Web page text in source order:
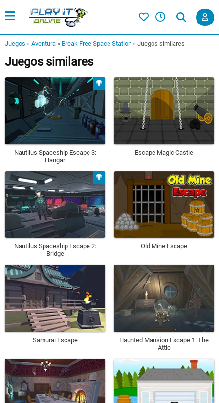
Juegos » Aventura » Break Free Space Station » Juegos similares
Juegos similares
Nautilus Spaceship Escape 3:
Hangar
Escape Magic Castle
Nautilus Spaceship Escape 2:
Bridge
Old Mine Escape
Samurai Escape
Haunted Mansion Escape 1: The
Attic